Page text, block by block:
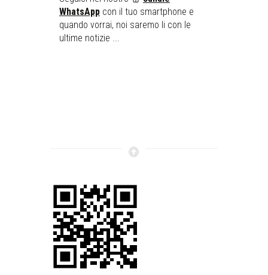
WhatsApp con il tuo smartphone e
quando vorrai, noi saremo li con le
ultime notizie ...